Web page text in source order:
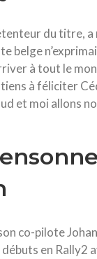
du titre, a
belge
à tout le
à féliciter
et moi allons
co-pilote
en Rally2